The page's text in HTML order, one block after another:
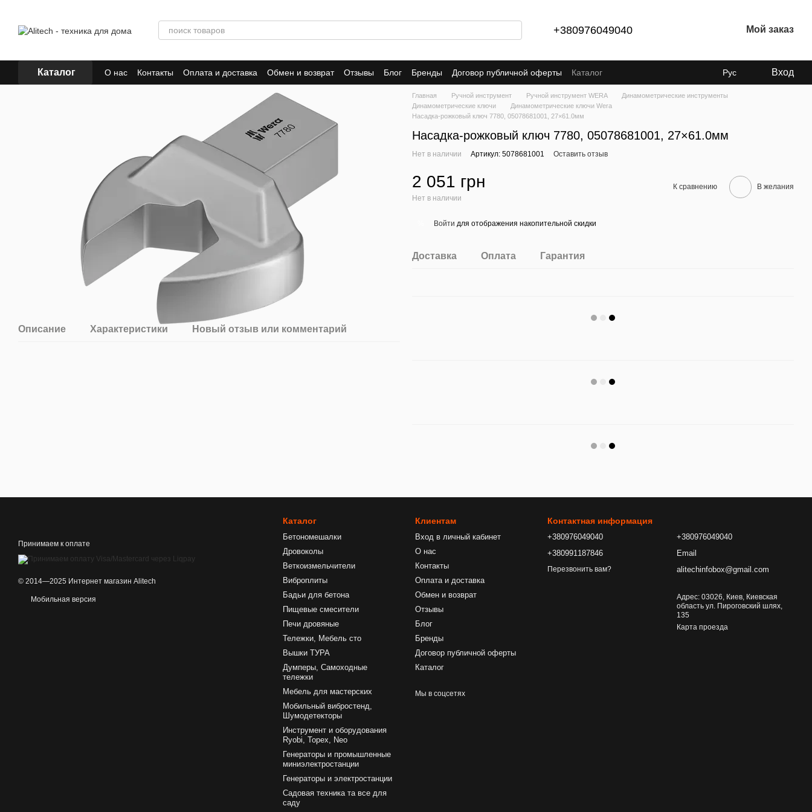
+380976049040 Мой заказ
Каталог О нас Контакты Оплата и доставка Обмен и возврат Отзывы Блог Бренды Договор публичной оферты Каталог Рус Вход
Описание Характеристики Новый отзыв или комментарий
Главная Ручной инструмент Ручной инструмент WERA
Динамометрические инструменты
Динамометрические ключи
Динамометрические ключи Wera
Насадка-рожковый ключ 7780, 05078681001, 27×61.0мм
Насадка-рожковый ключ 7780, 05078681001, 27×61.0мм
Нет в наличии Артикул: 5078681001 Оставить отзыв
2 051 грн
Нет в наличии
К сравнению В желания
Войти для отображения накопительной скидки
Доставка Оплата Гарантия
Принимаем к оплате
© 2014—2025 Интернет магазин Alitech
Мобильная версия
Каталог
Бетономешалки
Дровоколы
Веткоизмельчители
Виброплиты
Бадьи для бетона
Пищевые смесители
Печи дровяные
Тележки, Мебель сто
Вышки ТУРА
Думперы, Самоходные
тележки
Мебель для мастерских
Мобильный вибростенд,
Шумодетекторы
Инструмент и оборудования
Ryobi, Topex, Neo
Генераторы и промышленные
миниэлектростанции
Генераторы и электростанции
Садовая техника та все для
саду
Клиентам
Вход в личный кабинет
О нас
Контакты
Оплата и доставка
Обмен и возврат
Отзывы
Блог
Бренды
Договор публичной оферты
Каталог
Мы в соцсетях
Контактная информация
+380976049040
+380991187846
Перезвонить вам?
+380976049040
Email
alitechinfobox@gmail.com
Адрес: 03026, Киев, Киевская
область ул. Пироговский шлях,
135
Карта проезда